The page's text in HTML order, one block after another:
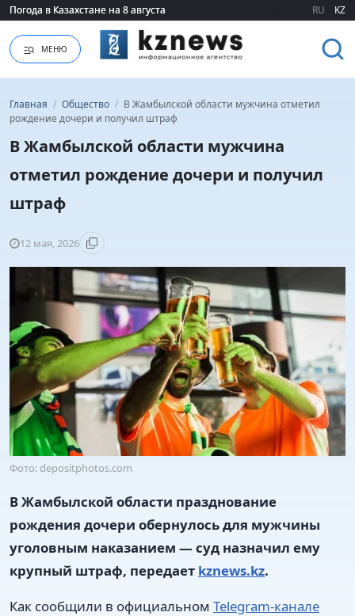
Погода в Казахстане на 8 августа
Погода в Казахстане на 8 августа RU KZ
МЕНЮ
Главная / Общество / В Жамбылской области мужчина отметил
рождение дочери и получил штраф
В Жамбылской области мужчина
отметил рождение дочери и получил
штраф
12 мая, 2026
Фото: depositphotos.com
В Жамбылской области празднование
рождения дочери обернулось для мужчины
уголовным наказанием — суд назначил ему
крупный штраф, передает kznews.kz.
Как сообщили в официальном Telegram-канале